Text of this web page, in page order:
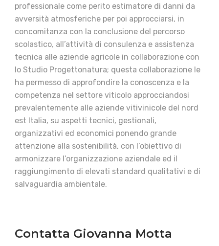
professionale come perito estimatore di danni da
avversità atmosferiche per poi approcciarsi, in
concomitanza con la conclusione del percorso
scolastico, all’attività di consulenza e assistenza
tecnica alle aziende agricole in collaborazione con
lo Studio Progettonatura; questa collaborazione le
ha permesso di approfondire la conoscenza e la
competenza nel settore viticolo approcciandosi
prevalentemente alle aziende vitivinicole del nord
est Italia, su aspetti tecnici, gestionali,
organizzativi ed economici ponendo grande
attenzione alla sostenibilità, con l’obiettivo di
armonizzare l’organizzazione aziendale ed il
raggiungimento di elevati standard qualitativi e di
salvaguardia ambientale.
Contatta Giovanna Motta